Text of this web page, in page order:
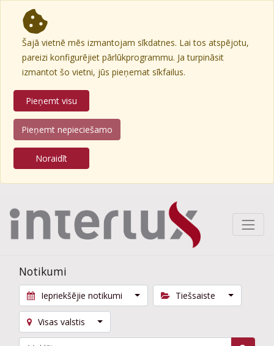
Šajā vietnē mēs izmantojam sīkdatnes. Lai tos atspējotu,
pareizi konfigurējiet pārlūkprogrammu. Ja turpināsit
izmantot šo vietni, jūs pieņemat sīkfailus.
Pieņemt visu
Pieņemt nepieciešamo
Noraidīt
Notikumi
Iepriekšējie notikumi Tiešsaiste
Visas valstis